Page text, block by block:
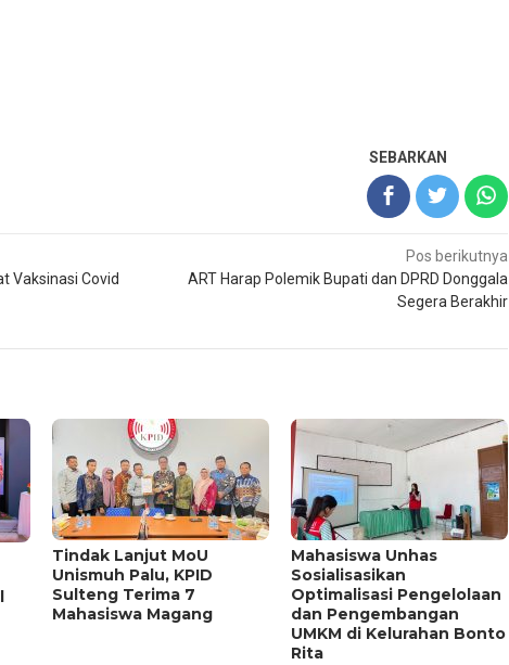
SEBARKAN
Vaksinasi Covid
Pos berikutnya
ART Harap Polemik Bupati dan DPRD Donggala
Segera Berakhir
Tindak Lanjut MoU
Unismuh Palu, KPID
Sulteng Terima 7
Mahasiswa Magang
Mahasiswa Unhas
Sosialisasikan
Optimalisasi Pengelolaan
dan Pengembangan
UMKM di Kelurahan Bonto
Rita